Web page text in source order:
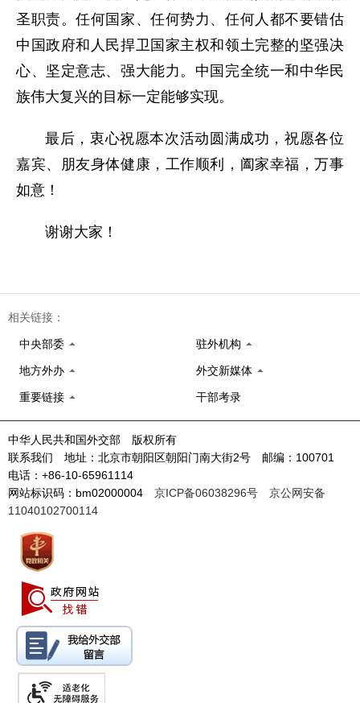
圣职责。任何国家、任何势力、任何人都不要错估
中国政府和人民捍卫国家主权和领土完整的坚强决
心、坚定意志、强大能力。中国完全统一和中华民
族伟大复兴的目标一定能够实现。
最后，衷心祝愿本次活动圆满成功，祝愿各位
嘉宾、朋友身体健康，工作顺利，阖家幸福，万事
如意！
谢谢大家！
相关链接：
中央部委 驻外机构
地方外办 外交新媒体
重要链接 干部考录
中华人民共和国外交部 版权所有
联系我们 地址：北京市朝阳区朝阳门南大街2号 邮编：100701
电话：+86-10-65961114
网站标识码：bm02000004 京ICP备06038296号
京公网安备
11040102700114